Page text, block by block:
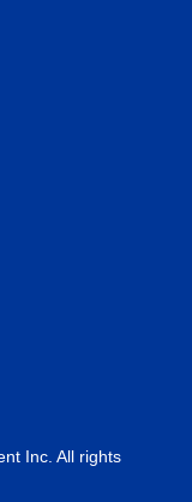
Inc. All rights